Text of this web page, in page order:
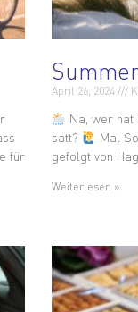
für
April 26, 2024
Na, wer hat
satt?
Mal
gefolgt von
Weiterlesen »